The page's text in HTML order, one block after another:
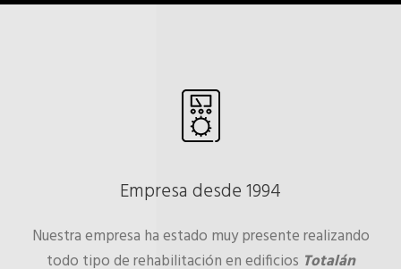
Empresa desde 1994
Nuestra empresa ha estado muy presente realizando
todo tipo de rehabilitación en edificios Totalán